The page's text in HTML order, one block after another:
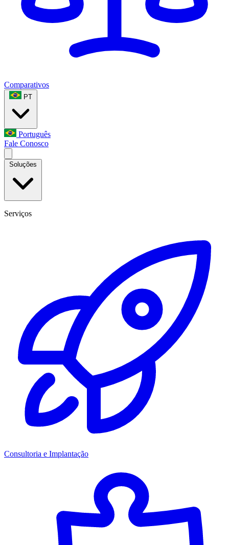
Comparativos
PT
Português
Fale Conosco
Soluções
Serviços
Consultoria e Implantação